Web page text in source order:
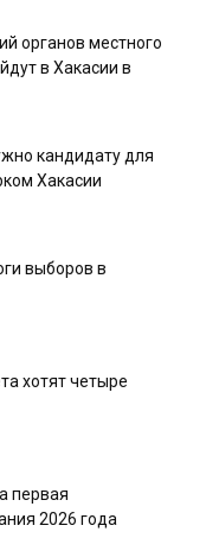
органов местного
в Хакасии в
кандидату для
Хакасии
выборов в
хотят четыре
первая
2026 года